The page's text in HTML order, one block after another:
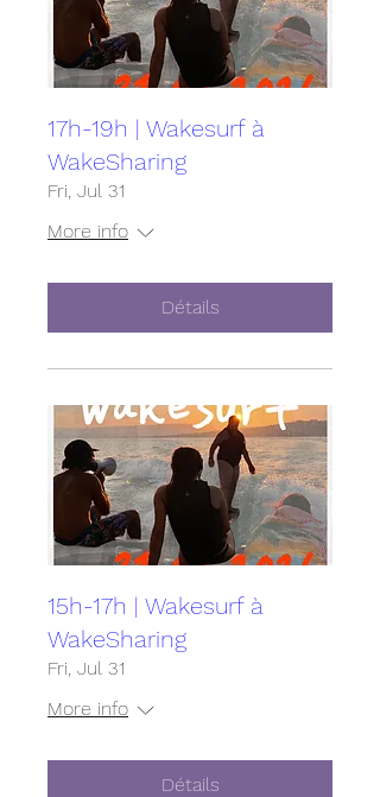
17h-19h | Wakesurf à
WakeSharing
Fri, Jul 31
More info
Détails
15h-17h | Wakesurf à
WakeSharing
Fri, Jul 31
More info
Détails